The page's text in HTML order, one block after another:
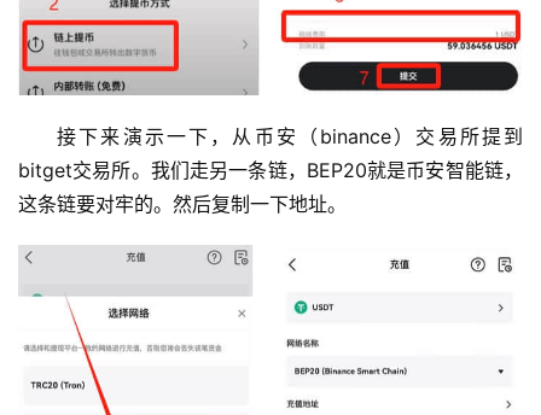
圈
常
见
问
接下来演示一下，从币安（binance）交易所提到
bitget交易所。我们走另一条链，BEP20就是币安智能链，
这条链要对牢的。然后复制一下地址。